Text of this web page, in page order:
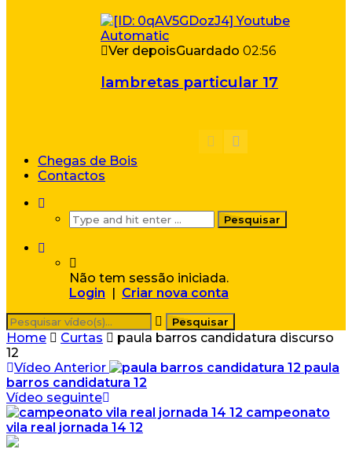
Ver depoisGuardado 02:56
lambretas particular 17
Chegas de Bois
Contactos
Não tem sessão iniciada.
Login
Criar nova conta
Home Curtas
paula barros candidatura discurso
12
Vídeo Anterior
paula
barros candidatura 12
Vídeo seguinte
campeonato
vila real jornada 14 12